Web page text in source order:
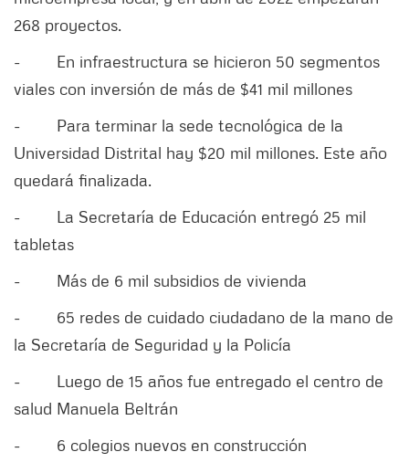
268 proyectos.
- En infraestructura se hicieron 50 segmentos
viales con inversión de más de $41 mil millones
- Para terminar la sede tecnológica de la
Universidad Distrital hay $20 mil millones. Este año
quedará finalizada.
- La Secretaría de Educación entregó 25 mil
tabletas
- Más de 6 mil subsidios de vivienda
- 65 redes de cuidado ciudadano de la mano de
la Secretaría de Seguridad y la Policía
- Luego de 15 años fue entregado el centro de
salud Manuela Beltrán
- 6 colegios nuevos en construcción